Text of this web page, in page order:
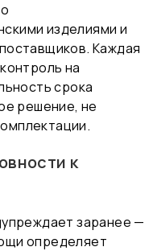
изделиями и
Каждая
на
срока
решение, не
к
заранее —
определяет